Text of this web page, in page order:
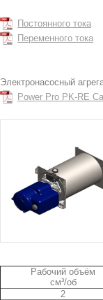
Постоянного тока
Переменного тока
Электронасосный
Power Pro PK-RE
Рабочий объём
см³/об
2